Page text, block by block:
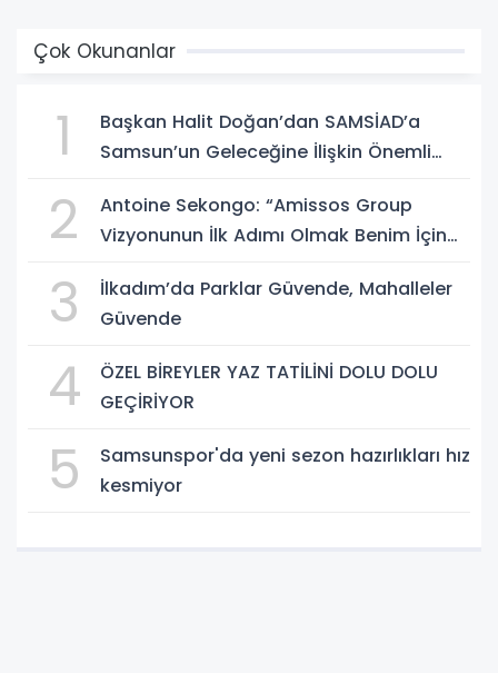
Çok Okunanlar
1
Başkan Halit Doğan’dan SAMSİAD’a
Samsun’un Geleceğine İlişkin Önemli
2
Antoine Sekongo: “Amissos Group
Vizyonunun İlk Adımı Olmak Benim İçin
3
İlkadım’da Parklar Güvende, Mahalleler
Güvende
4
ÖZEL BİREYLER YAZ TATİLİNİ DOLU DOLU
GEÇİRİYOR
5
Samsunspor'da yeni sezon hazırlıkları hız
kesmiyor